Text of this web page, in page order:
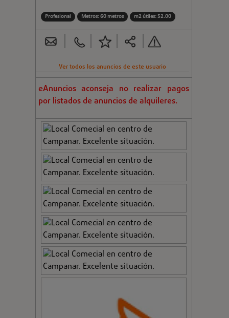
Profesional Metros: 60 metros m2 útiles: 52.00
Ver todos los anuncios de este usuario
eAnuncios aconseja no realizar pagos
por listados de anuncios de alquileres.